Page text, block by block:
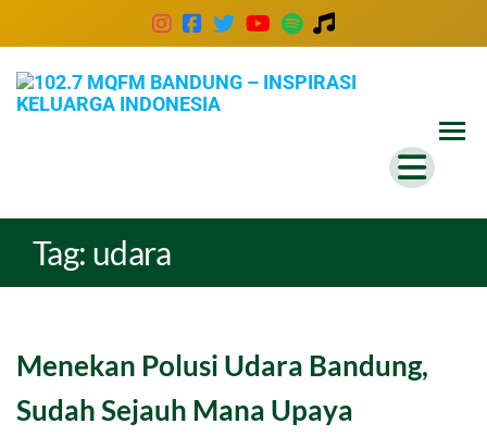
Tag: udara
Menekan Polusi Udara Bandung,
Sudah Sejauh Mana Upaya